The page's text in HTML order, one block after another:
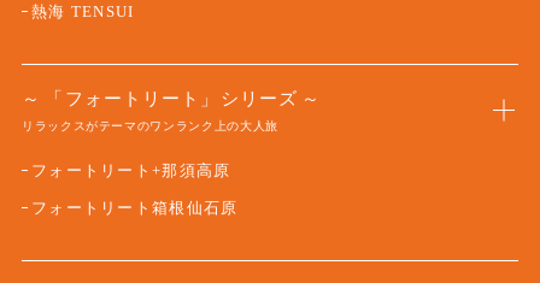
熱海 TENSUI
「フォートリート」シリーズ
リラックスがテーマのワンランク上の大人旅
フォートリート+那須高原
フォートリート箱根仙石原